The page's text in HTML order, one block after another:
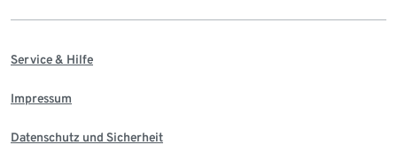
Service & Hilfe
Impressum
Datenschutz und Sicherheit